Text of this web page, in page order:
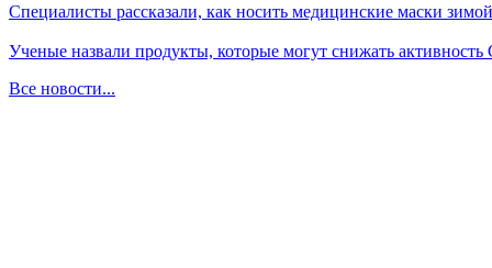
Специалисты рассказали, как носить медицинские маски зимой
Ученые назвали продукты, которые могут снижать
Все новости...